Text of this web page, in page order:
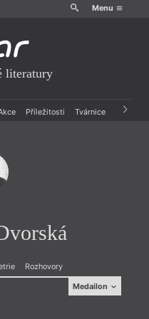
Menu
literatury
Příležitosti Tvárnice Archiv
Rozhovory
Medailon